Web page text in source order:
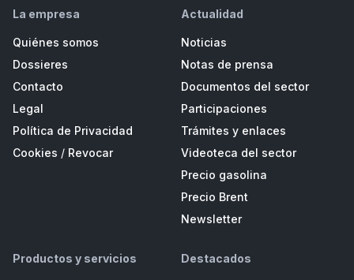
La empresa
Quiénes somos
Dossieres
Contacto
Legal
Política de Privacidad
Cookies / Revocar
Actualidad
Noticias
Notas de prensa
Documentos del sector
Participaciones
Trámites y enlaces
Videoteca del sector
Precio gasolina
Precio Brent
Newsletter
Productos y servicios Destacados